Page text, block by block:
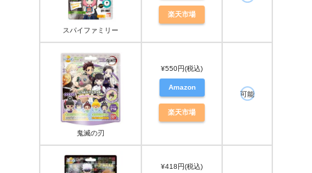
スパイファミリー
楽天市場
鬼滅の刃
¥550円(税込)
Amazon
楽天市場
可能
¥418円(税込)